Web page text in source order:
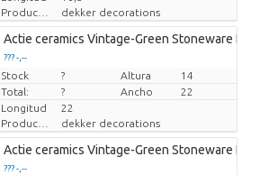
Productor
dekker decorations
Actie ceramics Vintage-Green Stoneware Pot
??? -,--
Precio por pieza
Stock ? Altura
14
Total:
? Ancho
22
Longitud
22
Productor
dekker decorations
Actie ceramics Vintage-Green Stoneware Pot
??? -,--